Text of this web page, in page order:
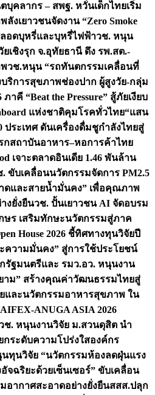
บุคลากร – สพฐ. หวั่นเด็กไทยเริ่ม
งเยาวชนจัดงาน “Zero Smoke
ลอดบุหรี่และบุหรี่ไฟฟ้าวช. หนุน
เชิงรุก จ.อุทัยธานี ดึง รพ.สต.-
วช.หนุน “รถทันตกรรมเคลื่อนที่
บริการสุขภาพช่องปาก ผู้สูงวัย-กลุ่ม
ภาคี “Beat the Pressure” สู้ภัยเงียบ
แห่งชาติคุมโรคทั่วไทย“แสน
ประเทศ ดันเครื่องดื่มชูกำลังไทยสู่
กสถาบันอาหาร–หอการค้าไทย
เจาะตลาดอินเดีย 1.46 พันล้าน
ขับเคลื่อนนวัตกรรมจัดการ PM2.5
ดและสายน้ำมั่นคง” เพื่อคุณภาพ
งยั่งยืนวช. ปั้นเยาวชน AI จัดอบรม
ษร เสริมทักษะนวัตกรรมสู่ภาค
House 2026 ชี้ทิศทางทุนวิจัยปี
ความมั่นคง” สู่การใช้ประโยชน์
รัฐมนตรีและ รมว.อว. หนุนงาน
าม” สร้างคุณค่าวัฒนธรรมไทยสู่
และนวัตกรรมอาหารสุขภาพ ใน
ANUGA ASIA 2026
ช. หนุนงานวิจัย ม.สวนดุสิต นำ
กระดับความโปร่งใสองค์กร
ทุนวิจัย “นวัตกรรมห้องลดฝุ่นแรง
จฉริยะด้วยเซ็นเซอร์” ขับเคลื่อน
อากาศสะอาดอย่างยั่งยืนสสส.ปลุก